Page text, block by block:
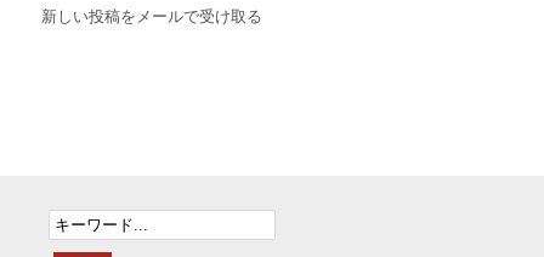
新しい投稿をメールで受け取る